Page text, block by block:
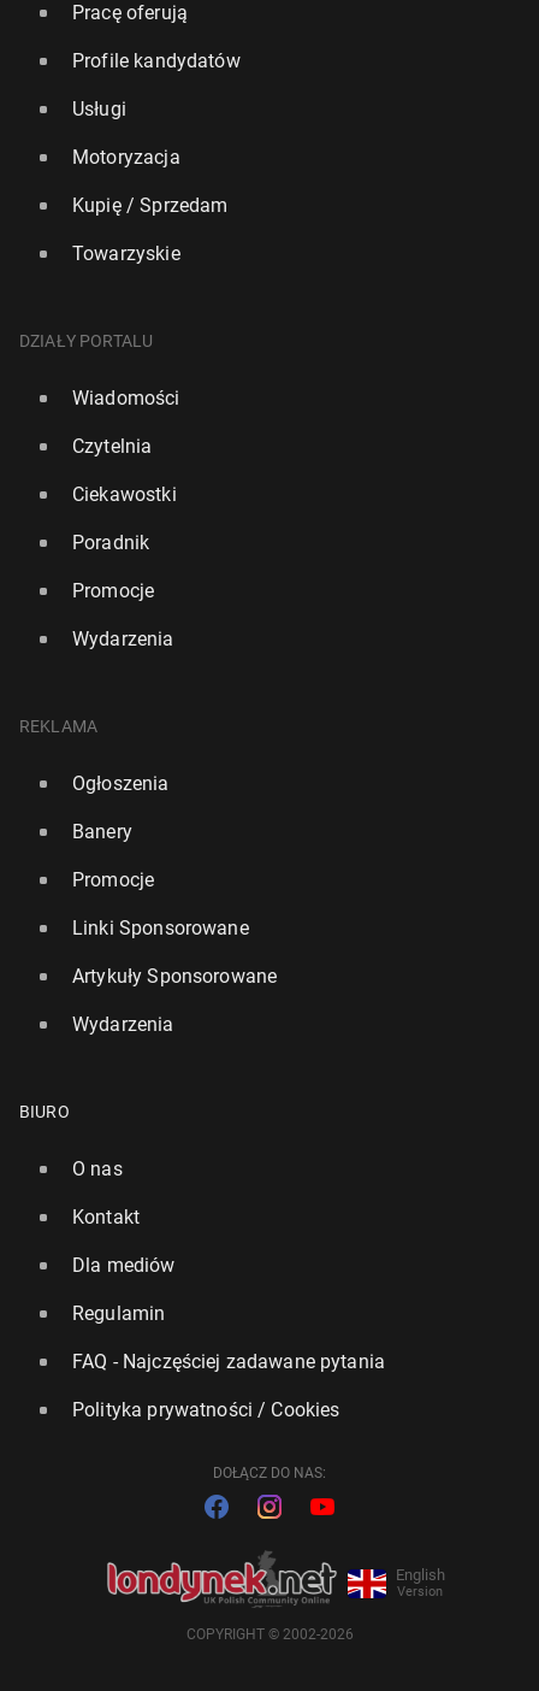
Pracę oferują
Profile kandydatów
Usługi
Motoryzacja
Kupię / Sprzedam
Towarzyskie
DZIAŁY PORTALU
Wiadomości
Czytelnia
Ciekawostki
Poradnik
Promocje
Wydarzenia
REKLAMA
Ogłoszenia
Banery
Promocje
Linki Sponsorowane
Artykuły Sponsorowane
Wydarzenia
BIURO
O nas
Kontakt
Dla mediów
Regulamin
FAQ - Najczęściej zadawane pytania
Polityka prywatności / Cookies
DOŁĄCZ DO NAS:
English
Version
COPYRIGHT © 2002-2026